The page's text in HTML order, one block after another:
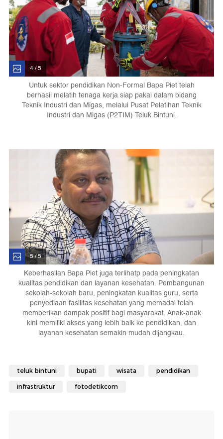
4 / 5
Untuk sektor pendidikan Non-Formal Bapa Piet telah
berhasil melatih tenaga kerja siap pakai dalam bidang
Teknik Industri dan Migas, melalui Pusat Pelatihan Teknik
Industri dan Migas (P2TIM) Teluk Bintuni.
5 / 5
Keberhasilan Bapa Piet juga terlihatp pada peningkatan
kualitas pendidikan dan layanan kesehatan. Pembangunan
sekolah-sekolah baru, peningkatan kualitas guru, serta
penyediaan fasilitas kesehatan yang memadai telah
memberikan dampak positif bagi masyarakat. Anak-anak
kini memiliki akses yang lebih baik ke pendidikan, dan
layanan kesehatan semakin mudah dijangkau.
teluk bintuni bupati wisata pendidikan
infrastruktur fotodetikcom